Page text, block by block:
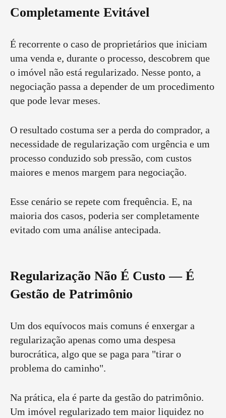
Completamente Evitável
É recorrente o caso de proprietários que iniciam
uma venda e, durante o processo, descobrem que
o imóvel não está regularizado. Nesse ponto, a
negociação passa a depender de um procedimento
que pode levar meses.
O resultado costuma ser a perda do comprador, a
necessidade de regularização com urgência e um
processo conduzido sob pressão, com custos
maiores e menos margem para negociação.
Esse cenário se repete com frequência. E, na
maioria dos casos, poderia ser completamente
evitado com uma análise antecipada.
Regularização Não É Custo — É
Gestão de Patrimônio
Um dos equívocos mais comuns é enxergar a
regularização apenas como uma despesa
burocrática, algo que se paga para "tirar o
problema do caminho".
Na prática, ela é parte da gestão do patrimônio.
Um imóvel regularizado tem maior liquidez no